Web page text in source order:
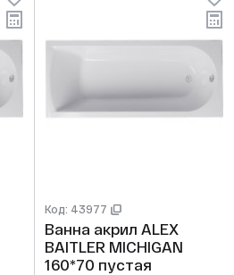
Код: 43977
Ванна акрил ALEX
BAITLER MICHIGAN
160*70 пустая